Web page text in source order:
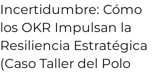
Incertidumbre: Cómo
los OKR Impulsan la
Resiliencia Estratégica
(Caso Taller del Polo